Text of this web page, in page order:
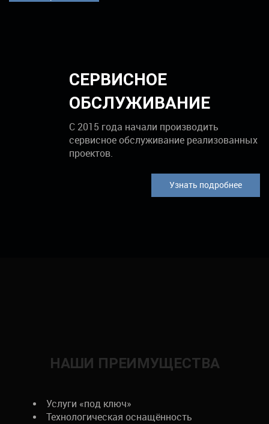
СЕРВИСНОЕ
ОБСЛУЖИВАНИЕ
С 2015 года начали производить
сервисное обслуживание реализованных
проектов.
Узнать подробнее
НАШИ ПРЕИМУЩЕСТВА
Услуги «под ключ»
Технологическая оснащённость